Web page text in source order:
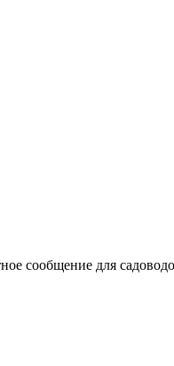
сообщение для